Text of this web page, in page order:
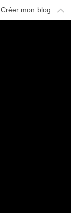
Créer mon blog